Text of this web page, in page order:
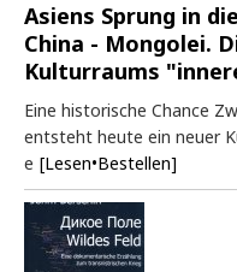
Asiens Sprung in
China - Mongolei.
Kulturraums
Eine historische Chance
entsteht heute ein neuer
e [Lesen•Bestellen]